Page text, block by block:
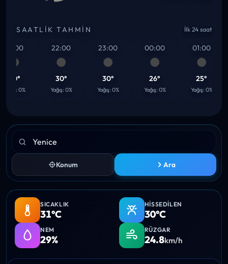
SAATLIK TAHMIN İlk 24 saat
0%
22:00
30°
Yağış: 0%
23:00
30°
Yağış: 0%
00:00
26°
Yağış: 0%
01:00
25°
Yağış: 0%
Konum Ara
SICAKLIK
31°C
HISSEDILEN
30°C
NEM
29%
RÜZGAR
24.8km/h